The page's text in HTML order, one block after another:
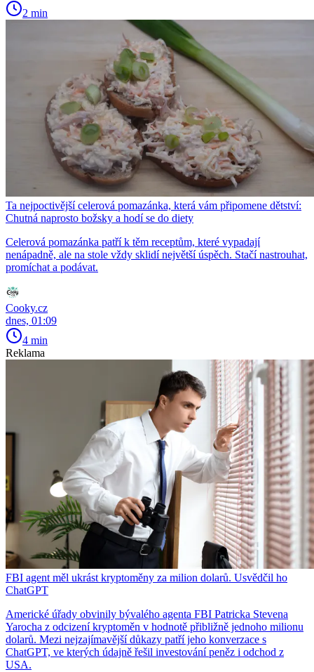
2 min
Ta nejpoctivější celerová pomazánka, která vám připomene dětství:
Chutná naprosto božsky a hodí se do diety
Celerová pomazánka patří k těm receptům, které vypadají
nenápadně, ale na stole vždy sklidí největší úspěch. Stačí nastrouhat,
promíchat a podávat.
Cooky.cz
dnes, 01:09
4 min
Reklama
FBI agent měl ukrást kryptoměny za milion dolarů. Usvědčil ho
ChatGPT
Americké úřady obvinily bývalého agenta FBI Patricka Stevena
Yarocha z odcizení kryptoměn v hodnotě přibližně jednoho milionu
dolarů. Mezi nejzajímavější důkazy patří jeho konverzace s
ChatGPT, ve kterých údajně řešil investování peněz i odchod z
USA.